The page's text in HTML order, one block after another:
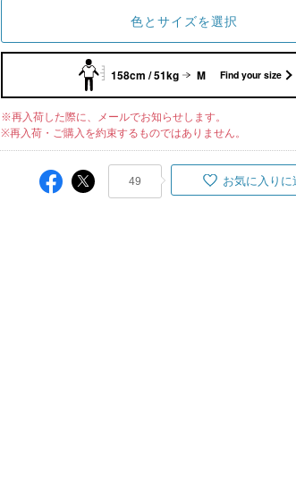
色とサイズを選択
158cm / 51kg M Find your size
※再入荷した際に、メールでお知らせします。
※再入荷・ご購入を約束するものではありません。
49 お気に入りに